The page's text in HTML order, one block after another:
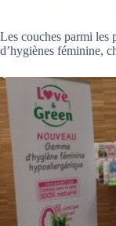
Les couches parmi les
d’hygiènes féminine,